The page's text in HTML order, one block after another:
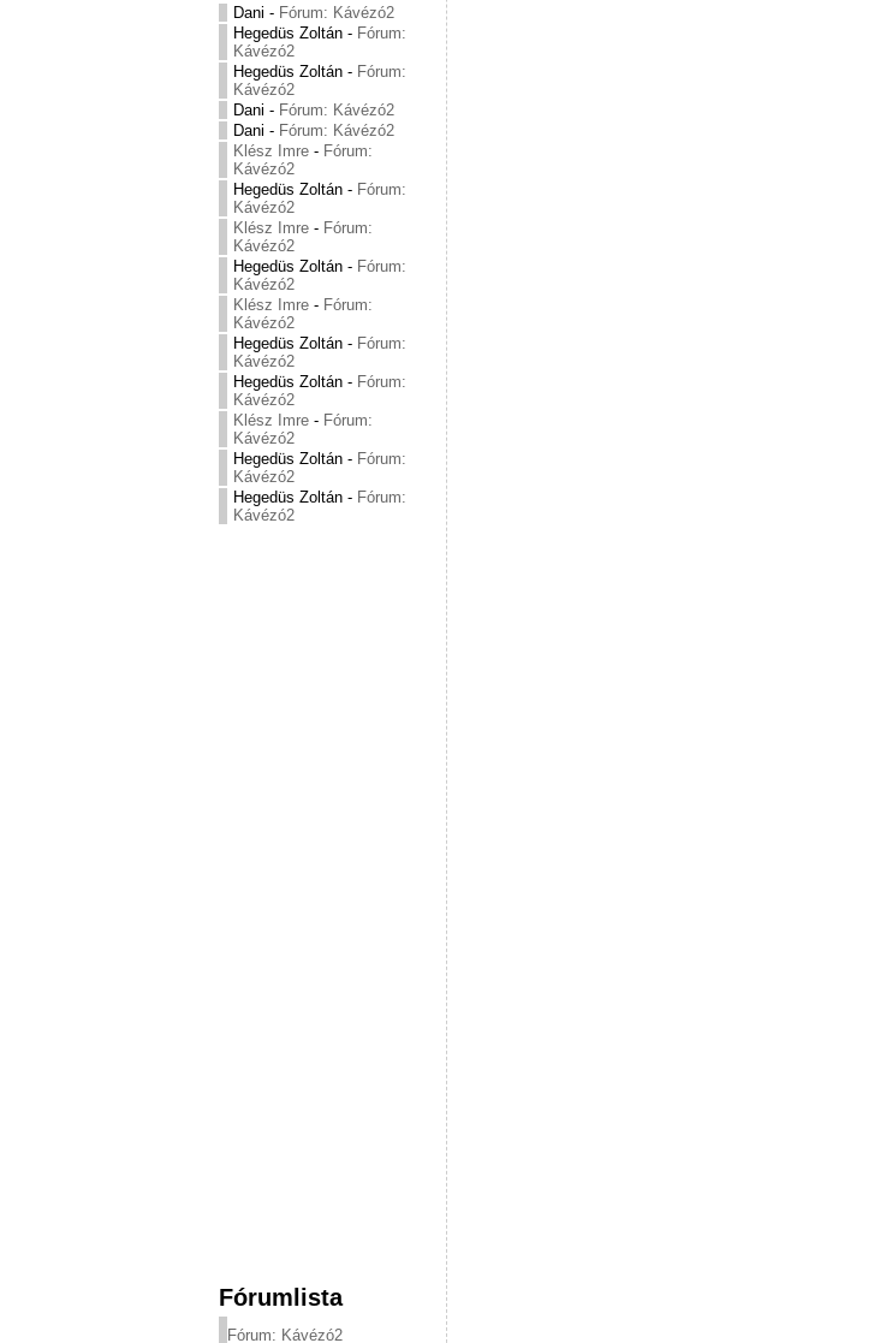
Dani - Fórum: Kávézó2
Hegedüs Zoltán - Fórum:
Kávézó2
Hegedüs Zoltán - Fórum:
Kávézó2
Dani - Fórum: Kávézó2
Dani - Fórum: Kávézó2
Klész Imre - Fórum:
Kávézó2
Hegedüs Zoltán - Fórum:
Kávézó2
Klész Imre - Fórum:
Kávézó2
Hegedüs Zoltán - Fórum:
Kávézó2
Klész Imre - Fórum:
Kávézó2
Hegedüs Zoltán - Fórum:
Kávézó2
Hegedüs Zoltán - Fórum:
Kávézó2
Klész Imre - Fórum:
Kávézó2
Hegedüs Zoltán - Fórum:
Kávézó2
Hegedüs Zoltán - Fórum:
Kávézó2
Fórumlista
Fórum: Kávézó2